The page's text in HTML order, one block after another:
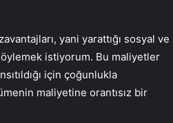
yani yarattığı sosyal ve
istiyorum. Bu maliyetler
için çoğunlukla
maliyetine orantısız bir